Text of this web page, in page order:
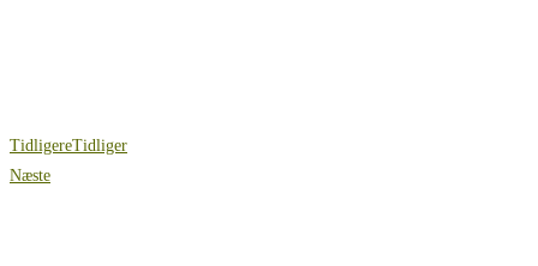
TidligereTidliger
Næste